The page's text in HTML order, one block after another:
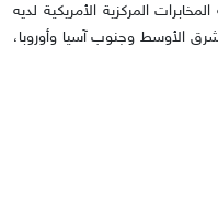
المركزية الأمريكية لديه
الأوسط وجنوب آسيا وأوروبا،